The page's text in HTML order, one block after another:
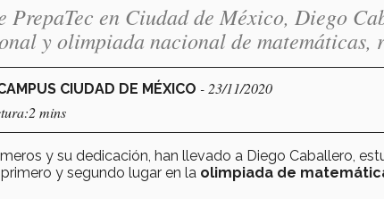
PrepaTec en Ciudad de México, Diego
y olimpiada nacional de matemáticas,
CIUDAD DE MÉXICO - 23/11/2020
mins
y su dedicación, han llevado a Diego Caballero,
y segundo lugar en la olimpiada de